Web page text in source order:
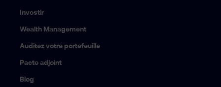
Investir
Wealth Management
Auditez votre portefeuille
Pacte adjoint
Blog